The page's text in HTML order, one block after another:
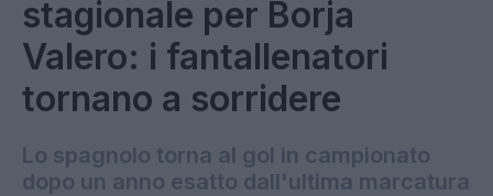
stagionale per Borja
Valero: i fantallenatori
tornano a sorridere
Lo spagnolo torna al gol in campionato
dopo un anno esatto dall'ultima marcatura